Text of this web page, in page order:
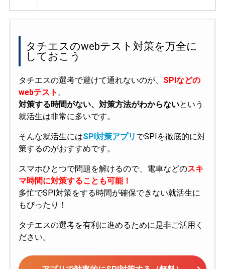
タチエスのwebテスト対策を万全に
しておこう
タチエスの選考で避けて通れないのが、 SPIなどの
webテスト 。
対策する時間がない、対策方法がわからないという
就活生は非常に多いです。
そんな就活生にはSPI対策アプリ でSPIを徹底的に対
策するのがおすすめです。
スマホひとつで問題を解けるので、電車などのスキ
マ時間に対策することも可能！
多忙でSPI対策をする時間が確保できない就活生に
もぴったり！
タチエスの選考を有利に進めるために是非ご活用く
ださい。